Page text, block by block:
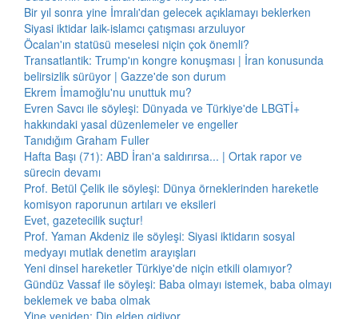
Bir yıl sonra yine İmralı'dan gelecek açıklamayı beklerken
Siyasi iktidar laik-islamcı çatışması arzuluyor
Öcalan'ın statüsü meselesi niçin çok önemli?
Transatlantik: Trump'ın kongre konuşması | İran konusunda
belirsizlik sürüyor | Gazze'de son durum
Ekrem İmamoğlu'nu unuttuk mu?
Evren Savcı ile söyleşi: Dünyada ve Türkiye'de LBGTİ+
hakkındaki yasal düzenlemeler ve engeller
Tanıdığım Graham Fuller
Hafta Başı (71): ABD İran'a saldırırsa... | Ortak rapor ve
sürecin devamı
Prof. Betül Çelik ile söyleşi: Dünya örneklerinden hareketle
komisyon raporunun artıları ve eksileri
Evet, gazetecilik suçtur!
Prof. Yaman Akdeniz ile söyleşi: Siyasi iktidarın sosyal
medyayı mutlak denetim arayışları
Yeni dinsel hareketler Türkiye'de niçin etkili olamıyor?
Gündüz Vassaf ile söyleşi: Baba olmayı istemek, baba olmayı
beklemek ve baba olmak
Yine yeniden: Din elden gidiyor